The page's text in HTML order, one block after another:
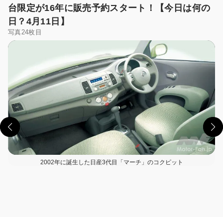
台限定が16年に販売予約スタート！【今日は何の
日？4月11日】
写真24枚目
2002年に誕生した日産3代目「マーチ」のコクピット